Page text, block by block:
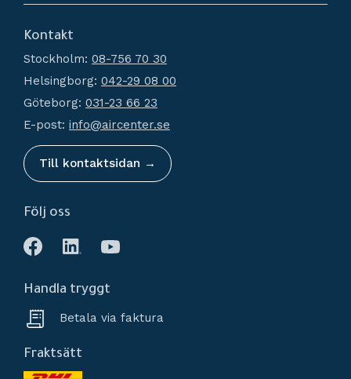
Generatorer
Kondensathantering
Tryckluftstankar
Tillbehör
Hur handlar jag?
Köpvillkor
Policy och cookies
Reklamation och retur
Mina sidor
Nyheter
Kontakt
Stockholm: 08-756 70 30
Helsingborg: 042-29 08 00
Göteborg: 031-23 66 23
E-post: info@aircenter.se
Till kontaktsidan →
Följ oss
Handla tryggt
Betala via faktura
Fraktsätt